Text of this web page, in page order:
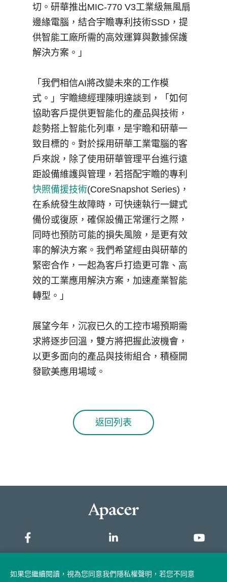
切。研華推出MIC-770 V3工業級無風扇
邊緣電腦，結合宇瞻專利技術SSD ，提
供智能工廠所需的高效運算與數據保護
解決方案。」
「我們相信AI將改變未來的工作模
式。」宇瞻總經理陳明達談到，「如何
協助客戶提供更智能化的產品與技術，
趁勢搭上智能化列車，是宇瞻和研華一
致目標的。對於採用研華工業電腦的客
戶來說，除了使用研華管理平台進行遠
距設備維護與管理，若搭配宇瞻的專利
快照備援技術(CoreSnapshot Series) ，
在系統發生故障時，可快速執行一鍵式
備份或復原，確保設備正常運行之際，
同時也預防可能的損失風險，是更有效
率的解決方案。我們希望經由與研華的
緊密合作，一起為客戶打造更可靠、高
效的工業應用解決方案，加速產業智能
轉型。」
展望今年，沉寂已久的工控市場預期需
求將逐步回溫，雙方將把握此波機會，
以更多面向的產品與技術組合，積極開
發歐美應用場域。
返回列表
網站地圖
如果您繼續閱讀，視為您同意我們隱私權聲明，若您不同意